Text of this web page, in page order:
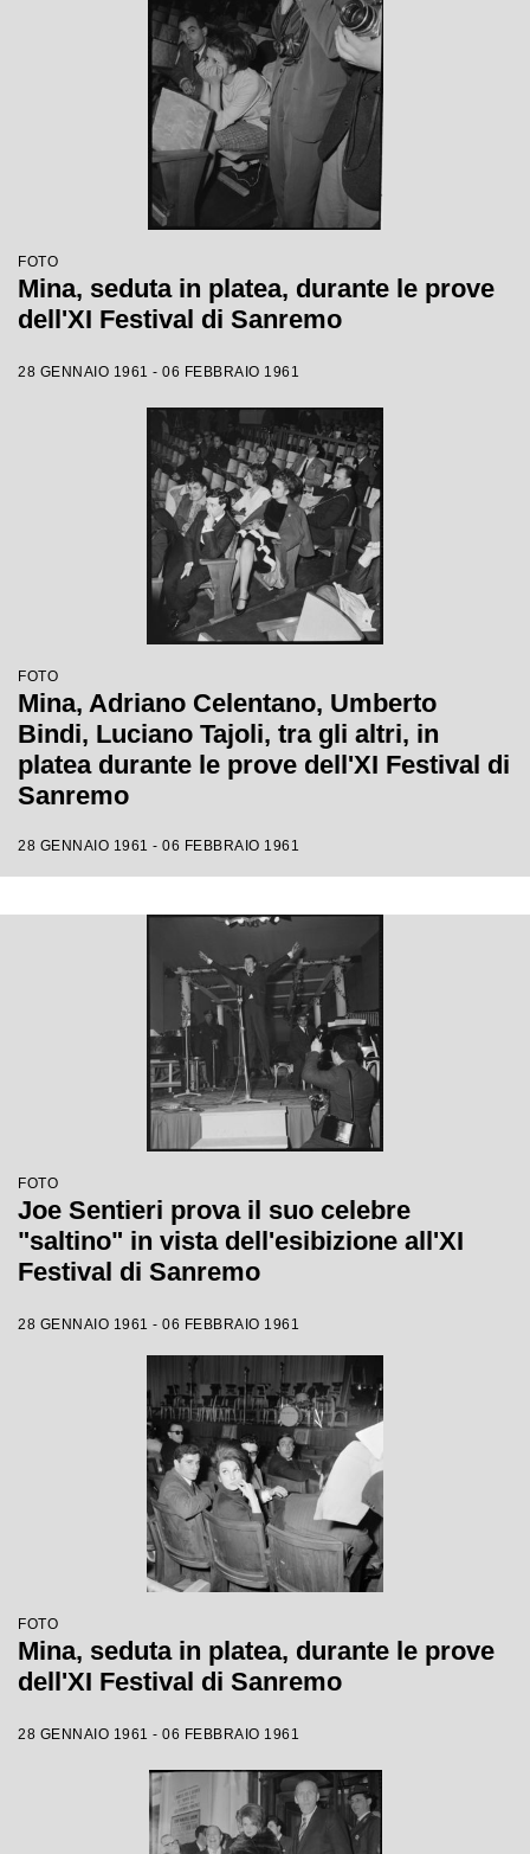
FOTO
Mina, seduta in platea, durante le prove
dell'XI Festival di Sanremo
28 GENNAIO 1961 - 06 FEBBRAIO 1961
FOTO
Mina, Adriano Celentano, Umberto
Bindi, Luciano Tajoli, tra gli altri, in
platea durante le prove dell'XI Festival di
Sanremo
28 GENNAIO 1961 - 06 FEBBRAIO 1961
FOTO
Joe Sentieri prova il suo celebre
"saltino" in vista dell'esibizione all'XI
Festival di Sanremo
28 GENNAIO 1961 - 06 FEBBRAIO 1961
FOTO
Mina, seduta in platea, durante le prove
dell'XI Festival di Sanremo
28 GENNAIO 1961 - 06 FEBBRAIO 1961